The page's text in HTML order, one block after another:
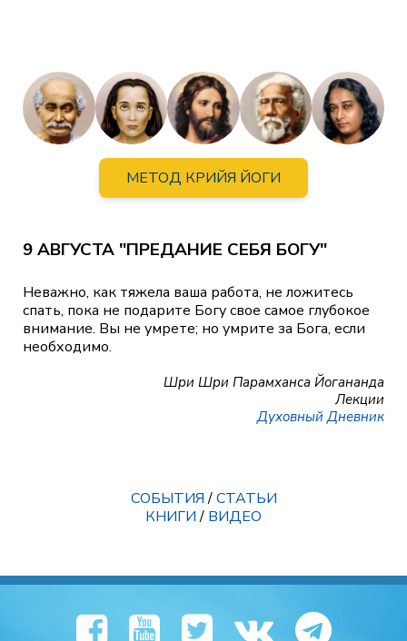
МЕТОД КРИЙЯ ЙОГИ
9 АВГУСТА "ПРЕДАНИЕ СЕБЯ БОГУ"
Неважно, как тяжела ваша работа, не ложитесь
спать, пока не подарите Богу свое самое глубокое
внимание. Вы не умрете; но умрите за Бога, если
необходимо.
Шри Шри Парамханса Йогананда
Лекции
Духовный Дневник
СОБЫТИЯ/СТАТЬИ
КНИГИ/ ВИДЕО